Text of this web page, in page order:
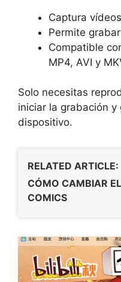
Captura
Permite
Compatible
MP4, AVI y
Solo necesitas
iniciar la grabación y
dispositivo.
RELATED ARTICLE:
CÓMO CAMBIAR
COMICS